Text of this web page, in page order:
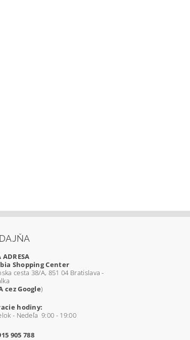
ADRESA
Shopping Center
cesta 38/A, 851 04 Bratislava -
cez Google)
hodiny:
- Nedeľa 9:00 - 19:00
905 788